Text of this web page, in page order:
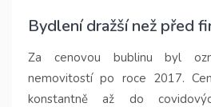
Bydlení dražší než před
Za cenovou bublinu byl
nemovitostí po roce 2017.
konstantně až do